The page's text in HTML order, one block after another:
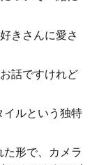
きさんに愛さ
話ですけれど
イルという独特
形で、カメラ